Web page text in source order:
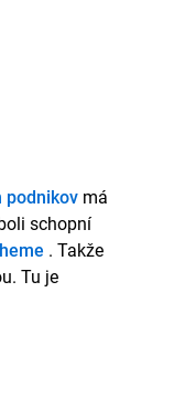
podnikov má
schopní
. Takže
Tu je